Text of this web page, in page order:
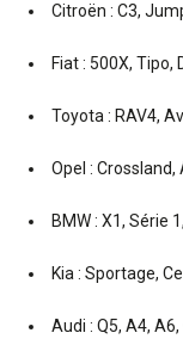
Citroën : C3,
Fiat : 500X, Tipo,
Toyota : RAV4,
Opel :
BMW : X1, Série
Kia : Sportage,
Audi : Q5, A4, A6,